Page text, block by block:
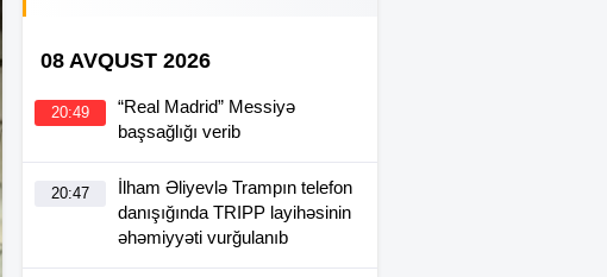
08 AVQUST 2026
20:49
“Real Madrid” Messiyə
başsağlığı verib
20:47
İlham Əliyevlə Trampın telefon
danışığında TRIPP layihəsinin
əhəmiyyəti vurğulanıb